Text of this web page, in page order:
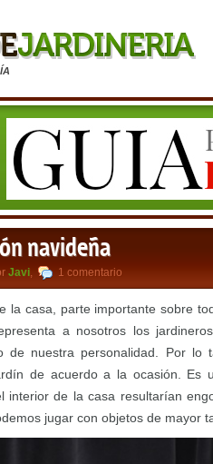
navideña
Javi, 1 comentario
la casa, parte importante sobre
a nosotros los
de nuestra personalidad. Por
de acuerdo a la ocasión. Es
interior de la casa resultarían
jugar con objetos de mayor